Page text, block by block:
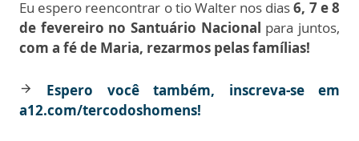
Eu espero reencontrar o tio Walter nos dias6, 7 e 8
de fevereiro no Santuário Nacional para juntos,
com a fé de Maria, rezarmos pelas famílias!
arrow_forward
Espero você também, inscreva-se em
a12.com/tercodoshomens!